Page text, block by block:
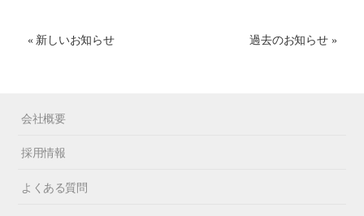
« 新しいお知らせ 過去のお知らせ »
会社概要
採用情報
よくある質問